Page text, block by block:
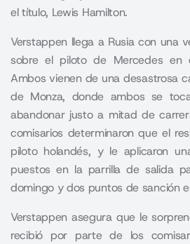
el título, Lewis Hamilton.
Verstappen llega a Rusia con una
sobre el piloto de Mercedes en
Ambos vienen de una desastrosa
de Monza, donde ambos se
abandonar justo a mitad de
comisarios determinaron que el
piloto holandés, y le aplicaron
puestos en la parrilla de salida
domingo y dos puntos de sanción
Verstappen asegura que le
recibió por parte de los